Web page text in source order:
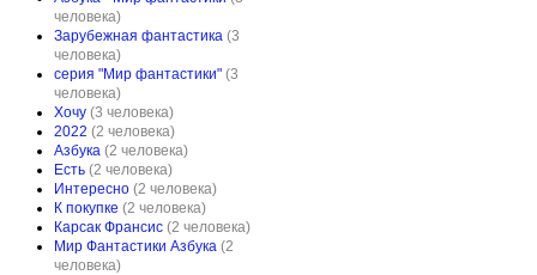
человека)
Зарубежная фантастика (3
человека)
серия "Мир фантастики" (3
человека)
Хочу (3 человека)
2022 (2 человека)
Азбука (2 человека)
Есть (2 человека)
Интересно (2 человека)
К покупке (2 человека)
Карсак Франсис (2 человека)
Мир Фантастики Азбука (2
человека)